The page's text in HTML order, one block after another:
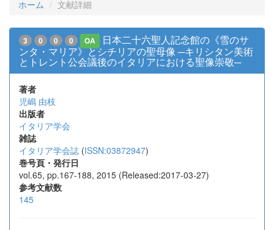
ホーム 文献詳細
3 0 0 0 OA
日本二十六聖人記念館の《雪のサ
ンタ・マリア》とシチリアの聖母像 ─キリシタン美術
とトレント公会議後のイタリアにおける聖像崇敬─
著者
児嶋 由枝
出版者
イタリア学会
雑誌
イタリア学会誌 (ISSN:03872947)
巻号頁・発行日
vol.65, pp.167-188, 2015 (Released:2017-03-27)
参考文献数
145